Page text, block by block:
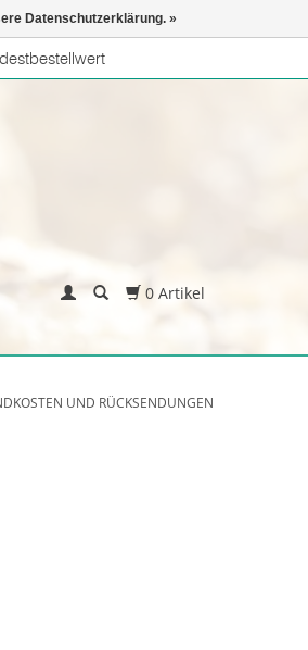
0 Artikel
UND RÜCKSENDUNGEN
Datenschutzerklärung. »